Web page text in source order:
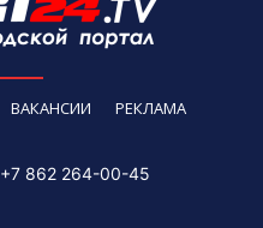
ВАКАНСИИ РЕКЛАМА
+7 862 264-00-45